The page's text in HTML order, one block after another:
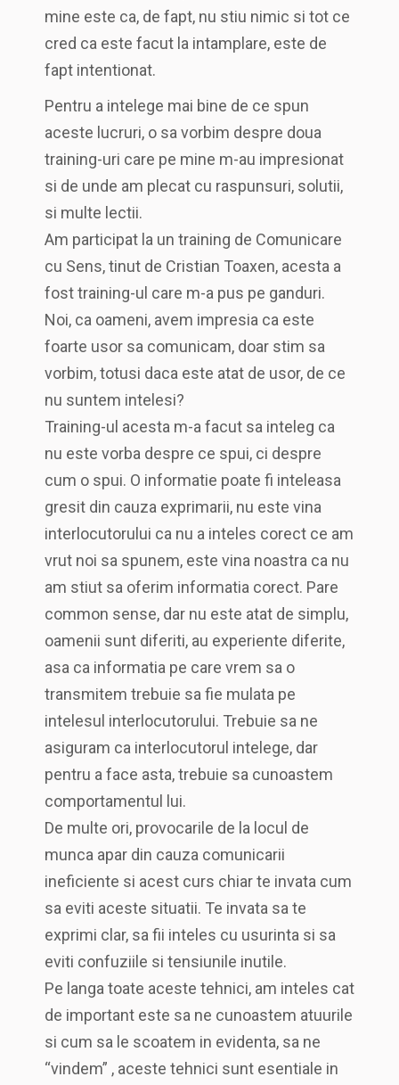
mine este ca, de fapt, nu stiu nimic si tot ce
cred ca este facut la intamplare, este de
fapt intentionat.
Pentru a intelege mai bine de ce spun
aceste lucruri, o sa vorbim despre doua
training-uri care pe mine m-au impresionat
si de unde am plecat cu raspunsuri, solutii,
si multe lectii.
Am participat la un training de Comunicare
cu Sens, tinut de Cristian Toaxen, acesta a
fost training-ul care m-a pus pe ganduri.
Noi, ca oameni, avem impresia ca este
foarte usor sa comunicam, doar stim sa
vorbim, totusi daca este atat de usor, de ce
nu suntem intelesi?
Training-ul acesta m-a facut sa inteleg ca
nu este vorba despre ce spui, ci despre
cum o spui. O informatie poate fi inteleasa
gresit din cauza exprimarii, nu este vina
interlocutorului ca nu a inteles corect ce am
vrut noi sa spunem, este vina noastra ca nu
am stiut sa oferim informatia corect. Pare
common sense, dar nu este atat de simplu,
oamenii sunt diferiti, au experiente diferite,
asa ca informatia pe care vrem sa o
transmitem trebuie sa fie mulata pe
intelesul interlocutorului. Trebuie sa ne
asiguram ca interlocutorul intelege, dar
pentru a face asta, trebuie sa cunoastem
comportamentul lui.
De multe ori, provocarile de la locul de
munca apar din cauza comunicarii
ineficiente si acest curs chiar te invata cum
sa eviti aceste situatii. Te invata sa te
exprimi clar, sa fii inteles cu usurinta si sa
eviti confuziile si tensiunile inutile.
Pe langa toate aceste tehnici, am inteles cat
de important este sa ne cunoastem atuurile
si cum sa le scoatem in evidenta, sa ne
“vindem” , aceste tehnici sunt esentiale in